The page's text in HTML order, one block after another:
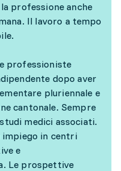
professione anche
Il lavoro a tempo
professioniste
dopo aver
pluriennale e
cantonale. Sempre
medici associati.
in centri
e
Le prospettive